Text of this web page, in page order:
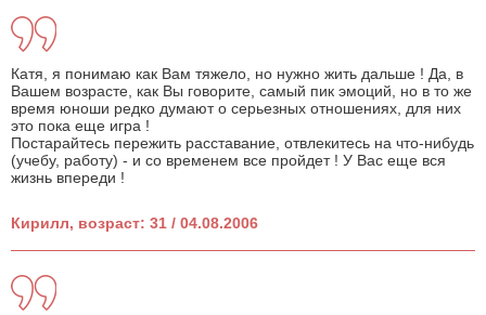
Катя, я понимаю как Вам тяжело, но нужно жить дальше ! Да, в
Вашем возрасте, как Вы говорите, самый пик эмоций, но в то же
время юноши редко думают о серьезных отношениях, для них
это пока еще игра !
Постарайтесь пережить расставание, отвлекитесь на что-нибудь
(учебу, работу) - и со временем все пройдет ! У Вас еще вся
жизнь впереди !
Кирилл, возраст: 31 / 04.08.2006